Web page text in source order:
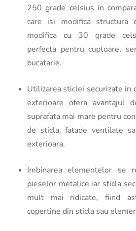
250 grade celsius in
care isi modifica structura
modifica cu 30 grade
perfecta pentru cuptoare,
bucatarie.
Utilizarea sticlei securizate in
exterioare ofera avantajul
suprafata mai mare pentru
de sticla, fatade ventilate
exterioara.
Imbinarea elementelor se
pieselor metalice iar sticla
mult mai ridicate, fiind
copertine din sticla sau